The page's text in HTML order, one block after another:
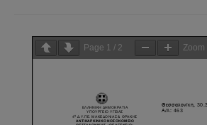
Page 1 / 2 Zoom